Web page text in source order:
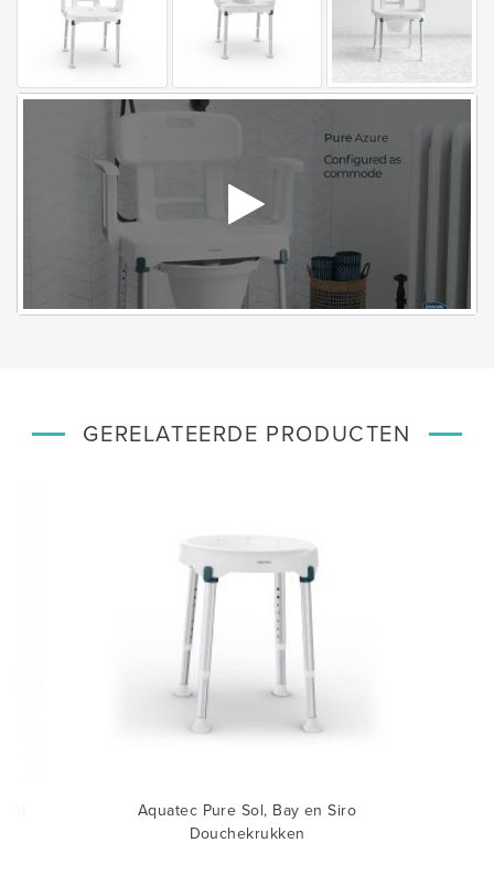
GERELATEERDE PRODUCTEN
Aquatec Pure Sol, Bay en Siro
Douchekrukken